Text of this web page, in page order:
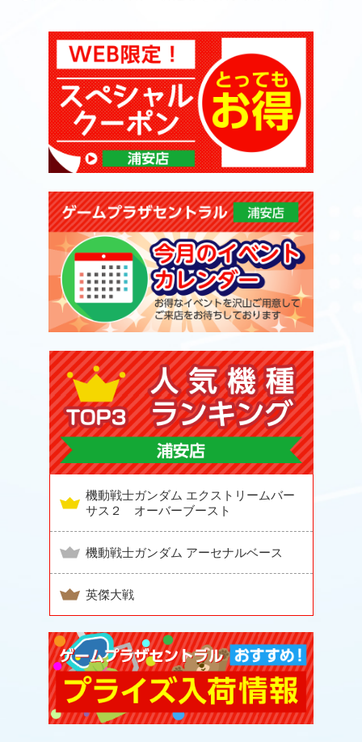
機動戦士ガンダム エクストリームバー
サス２ オーバーブースト
機動戦士ガンダム アーセナルベース
英傑大戦